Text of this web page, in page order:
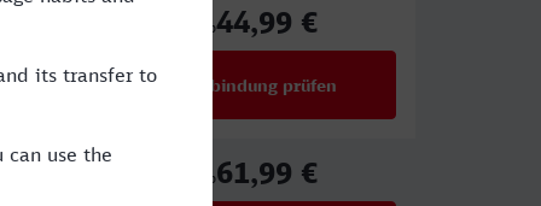
ab44,99 €
Verbindung prüfen
ab61,99 €